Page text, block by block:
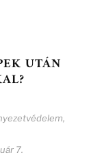
UTÁN
,
7.